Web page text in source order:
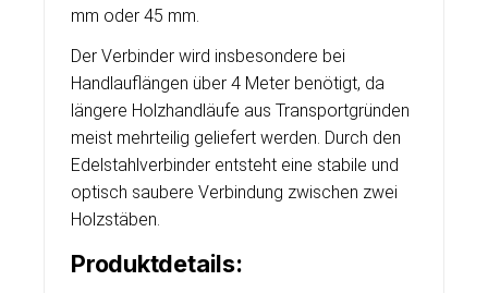
mm oder 45 mm.
Der Verbinder wird insbesondere bei
Handlauflängen über 4 Meter benötigt, da
längere Holzhandläufe aus Transportgründen
meist mehrteilig geliefert werden. Durch den
Edelstahlverbinder entsteht eine stabile und
optisch saubere Verbindung zwischen zwei
Holzstäben.
Produktdetails: